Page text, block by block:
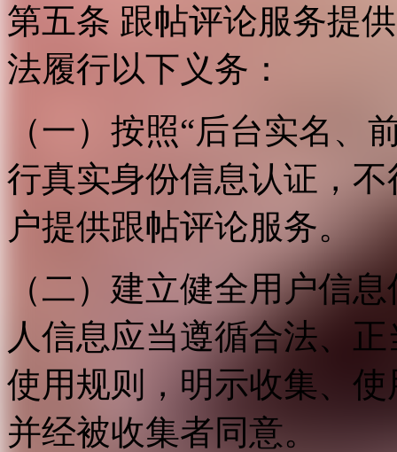
第五条 跟帖评论服务提
法履行以下义务：
（一）按照“后台实名、
行真实身份信息认证，
户提供跟帖评论服务。
（二）建立健全用户信
人信息应当遵循合法、
使用规则，明示收集、
并经被收集者同意。